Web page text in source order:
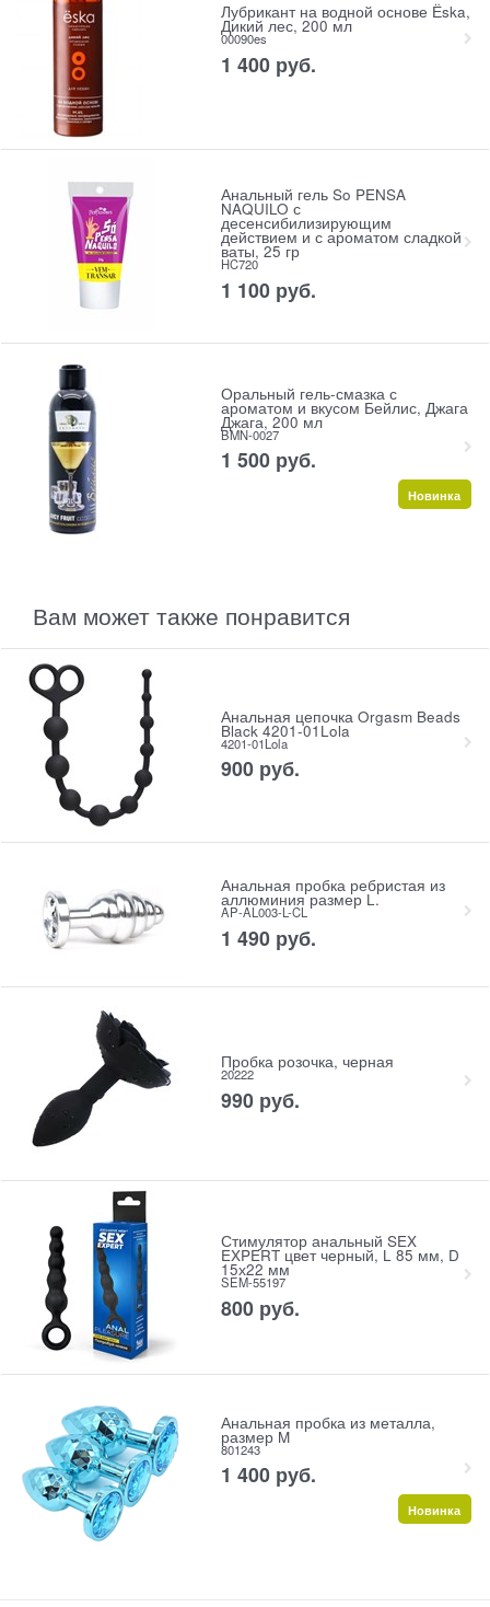
Лубрикант на водной основе Ёska,
Дикий лес, 200 мл
00090es
1 400 руб.
Анальный гель So PENSA
NAQUILO с
десенсибилизирующим
действием и с ароматом сладкой
ваты, 25 гр
HC720
1 100 руб.
Оральный гель-смазка с
ароматом и вкусом Бейлис, Джага
Джага, 200 мл
BMN-0027
1 500 руб.
Новинка
Вам может также понравится
Анальная цепочка Orgasm Beads
Black 4201-01Lola
4201-01Lola
900 руб.
Анальная пробка ребристая из
аллюминия размер L.
AP-AL003-L-CL
1 490 руб.
Пробка розочка, черная
20222
990 руб.
Стимулятор анальный SEX
EXPERT цвет черный, L 85 мм, D
15х22 мм
SEM-55197
800 руб.
Анальная пробка из металла,
размер M
801243
1 400 руб.
Новинка